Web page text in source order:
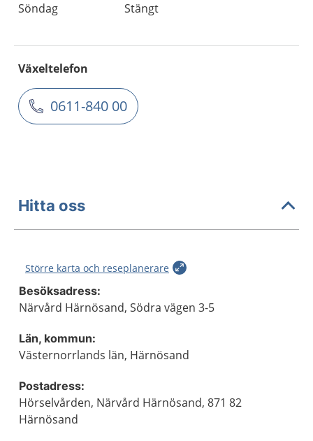
Söndag
Stängt
Växeltelefon
0611-840 00
Hitta oss
Större karta och reseplanerare
Besöksadress:
Närvård Härnösand, Södra vägen 3-5
Län, kommun:
Västernorrlands län, Härnösand
Postadress:
Hörselvården, Närvård Härnösand, 871 82
Härnösand